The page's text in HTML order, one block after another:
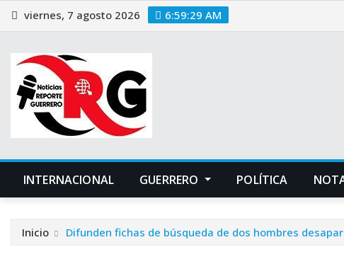
Saltar
al
viernes, 7 agosto 2026 6:59:30 AM
INTERNACIONAL GUERRERO POLÍTICA
Inicio Difunden fichas de búsqueda de dos hombres